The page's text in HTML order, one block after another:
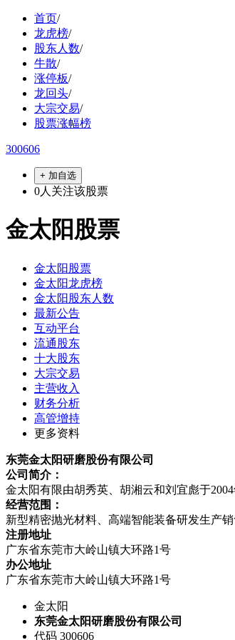
首页/
龙虎榜/
股东人数/
牛散/
涨停板/
龙回头/
大宗交易/
股票涨幅榜
300606
+ 加自选
0人关注该股票
金太阳股票
金太阳股票
金太阳龙虎榜
金太阳股东人数
最新公告
互动平台
流通股东
十大股东
大宗交易
主营收入
财务分析
高管增持
更多资料
东莞金太阳研磨股份有限公司
公司简介：
金太阳有限由胡秀英、胡湘云和刘宜彪于2004
经营范围：
新型精密抛光材料、高端智能装备研发生产
注册地址
广东省东莞市大岭山镇大环路1号
办公地址
广东省东莞市大岭山镇大环路1号
金太阳
东莞金太阳研磨股份有限公司
代码 300606